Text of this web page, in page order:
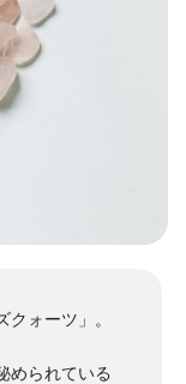
ォーツ」。
められている